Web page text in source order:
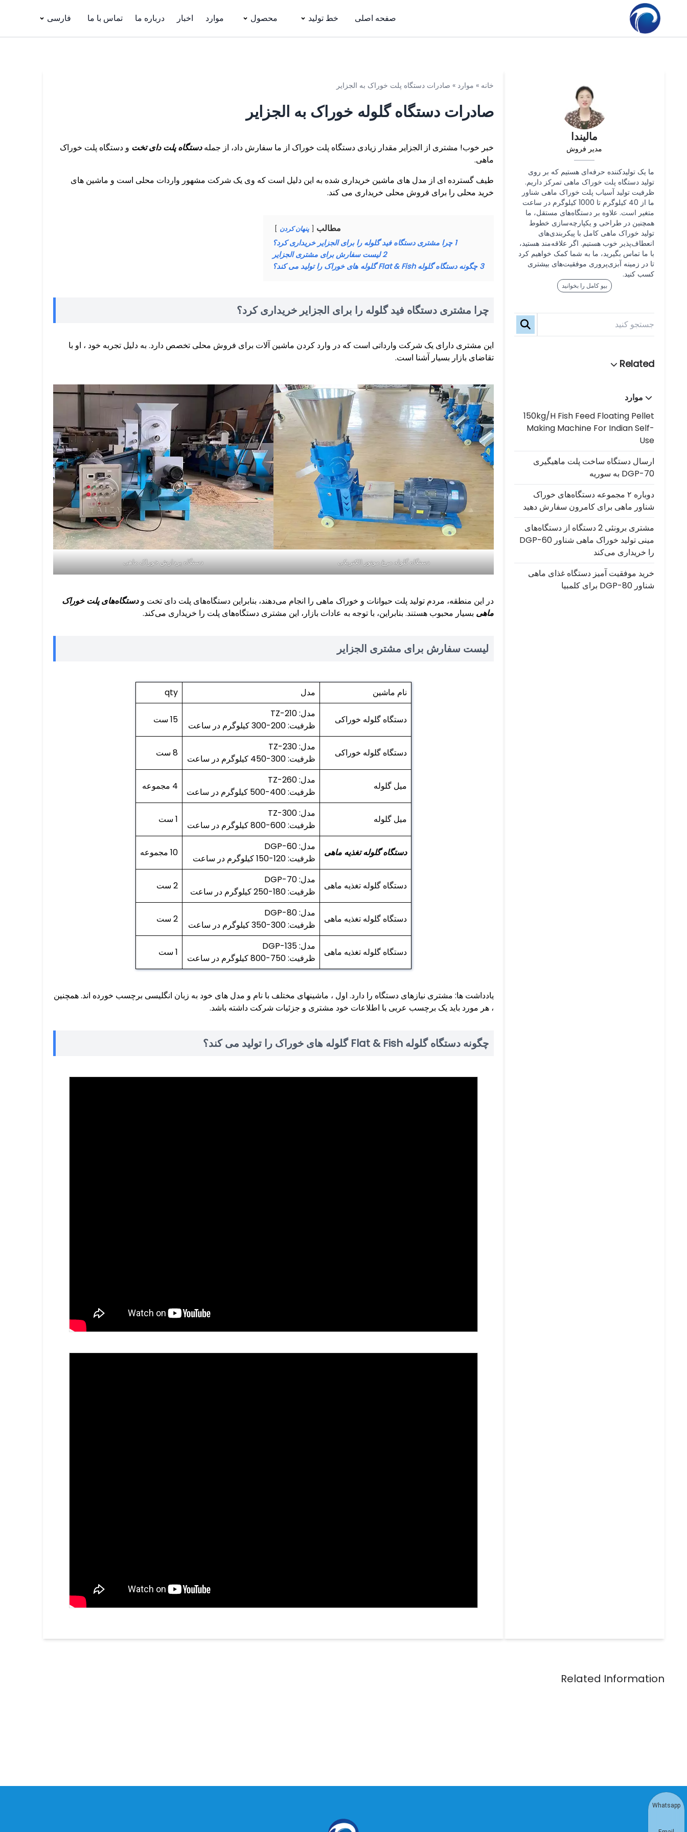
صفحه اصلی خط تولید محصول موارد اخبار درباره ما تماس با ما فارسی
مالیندا
مدیر فروش
ما یک تولیدکننده حرفه‌ای هستیم که بر روی
تولید دستگاه پلت خوراک ماهی تمرکز داریم.
ظرفیت تولید آسیاب پلت خوراک ماهی شناور
ما از 40 کیلوگرم تا 1000 کیلوگرم در ساعت
متغیر است. علاوه بر دستگاه‌های مستقل، ما
همچنین در طراحی و یکپارچه‌سازی خطوط
تولید خوراک ماهی کامل با پیکربندی‌های
انعطاف‌پذیر خوب هستیم. اگر علاقه‌مند هستید،
با ما تماس بگیرید، ما به شما کمک خواهیم کرد
تا در زمینه آبزی‌پروری موفقیت‌های بیشتری
کسب کنید.
بیو کامل را بخوانید
موارد
150kg/h Fish Feed Floating Pellet
Making Machine For Indian Self-
Use
ارسال دستگاه ساخت پلت ماهیگیری
DGP-70 به سوریه
دوباره ۲ مجموعه دستگاه‌های خوراک
شناور ماهی برای کامرون سفارش دهید
مشتری برونئی 2 دستگاه از دستگاه‌های
مینی تولید خوراک ماهی شناور DGP-60
را خریداری می‌کند
خرید موفقیت آمیز دستگاه غذای ماهی
شناور DGP-80 برای کلمبیا
خانه » موارد » صادرات دستگاه پلت خوراک به الجزایر
صادرات دستگاه گلوله خوراک به الجزایر
خبر خوب! مشتری از الجزایر مقدار زیادی دستگاه پلت خوراک از ما سفارش داد، از جملهدستگاه پلت دای تخت و دستگاه پلت خوراک
ماهی.
طیف گسترده ای از مدل های ماشین خریداری شده به این دلیل است که وی یک شرکت مشهور واردات محلی است و ماشین های
خرید محلی را برای فروش محلی خریداری می کند.
مطالب پنهان کردن
1 چرا مشتری دستگاه فید گلوله را برای الجزایر خریداری کرد؟
2 لیست سفارش برای مشتری الجزایر
3 چگونه دستگاه گلوله Flat & Fish گلوله های خوراک را تولید می کند؟
چرا مشتری دستگاه فید گلوله را برای الجزایر خریداری کرد؟
این مشتری دارای یک شرکت وارداتی است که در وارد کردن ماشین آلات برای فروش محلی تخصص دارد. به دلیل تجربه خود ، او با
تقاضای بازار بسیار آشنا است.
دستگاه گلوله مرغ موتور الکتریکی دستگاه پردازش خوراک ماهی
در این منطقه، مردم تولید پلت حیوانات و خوراک ماهی را انجام می‌دهند، بنابراین دستگاه‌های پلت دای تخت ودستگاه‌های پلت خوراک
ماهی بسیار محبوب هستند. بنابراین، با توجه به عادات بازار، این مشتری دستگاه‌های پلت را خریداری می‌کند.
لیست سفارش برای مشتری الجزایر
نام ماشین مدل qty
دستگاه گلوله خوراکی
مدل: TZ-210
ظرفیت: 200-300 کیلوگرم در ساعت
15 ست
دستگاه گلوله خوراکی
مدل: TZ-230
ظرفیت: 300-450 کیلوگرم در ساعت
8 ست
میل گلوله
مدل: TZ-260
ظرفیت: 400-500 کیلوگرم در ساعت
4 مجموعه
میل گلوله
مدل: TZ-300
ظرفیت: 600-800 کیلوگرم در ساعت
1 ست
دستگاه گلوله تغذیه ماهی
مدل: DGP-60
ظرفیت: 120-150 کیلوگرم در ساعت
10 مجموعه
دستگاه گلوله تغذیه ماهی
مدل: DGP-70
ظرفیت: 180-250 کیلوگرم در ساعت
2 ست
دستگاه گلوله تغذیه ماهی
مدل: DGP-80
ظرفیت: 300-350 کیلوگرم در ساعت
2 ست
دستگاه گلوله تغذیه ماهی
مدل: DGP-135
ظرفیت: 750-800 کیلوگرم در ساعت
1 ست
یادداشت ها: مشتری نیازهای دستگاه را دارد. اول ، ماشینهای مختلف با نام و مدل های خود به زبان انگلیسی برچسب خورده اند. همچنین
، هر مورد باید یک برچسب عربی با اطلاعات خود مشتری و جزئیات شرکت داشته باشد.
چگونه دستگاه گلوله Flat & Fish گلوله های خوراک را تولید می کند؟
Whatsapp